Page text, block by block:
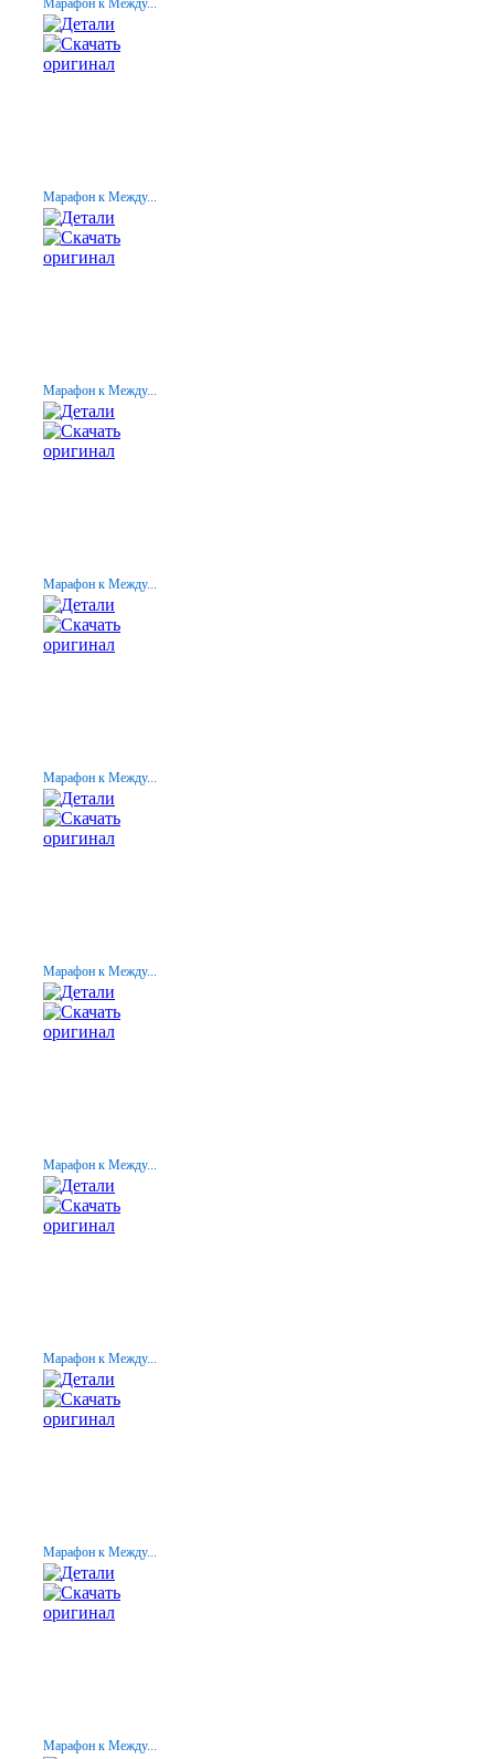
Марафон к Между...
Марафон к Между...
Марафон к Между...
Марафон к Между...
Марафон к Между...
Марафон к Между...
Марафон к Между...
Марафон к Между...
Марафон к Между...
Марафон к Между...